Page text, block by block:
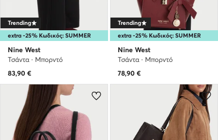
extra -25% Κωδικός: SUMMER
Trending
Nine West
Τσάντα · Μπορντό
83,90 €
extra -25% Κωδικός: SUMMER
Trending
Nine West
Τσάντα · Μπορντό
78,90 €